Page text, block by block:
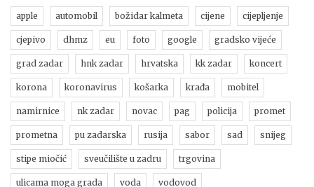
apple automobil božidar kalmeta cijene cijepljenje
cjepivo dhmz eu foto google gradsko vijeće
grad zadar hnk zadar hrvatska kk zadar koncert
korona koronavirus košarka krađa mobitel
namirnice nk zadar novac pag policija promet
prometna pu zadarska rusija sabor sad snijeg
stipe miočić sveučilište u zadru trgovina
ulicama moga grada voda vodovod